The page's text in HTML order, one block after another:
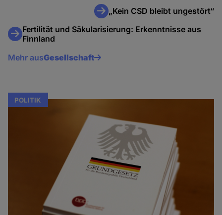
„Kein CSD bleibt ungestört“
Fertilität und Säkularisierung: Erkenntnisse aus
Finnland
Mehr ausGesellschaft
POLITIK